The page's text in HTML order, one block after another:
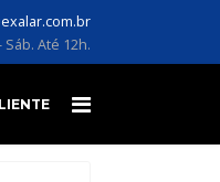
Sáb. Até 12h.